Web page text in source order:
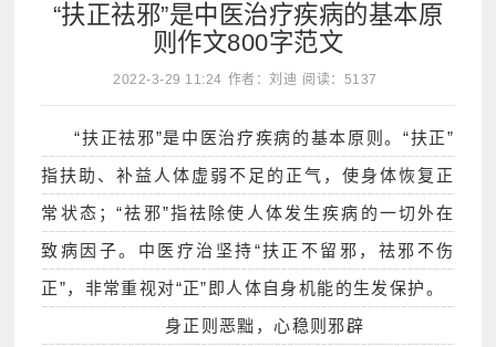
“扶正祛邪”是中医治疗疾病的基本原
则作文800字范文
2022-3-29 11:24 作者：刘迪 阅读：5137
“扶正祛邪”是中医治疗疾病的基本原则。“扶正”
指扶助、补益人体虚弱不足的正气，使身体恢复正
常状态；“祛邪”指祛除使人体发生疾病的一切外在
致病因子。中医疗治坚持“扶正不留邪，祛邪不伤
正”，非常重视对“正”即人体自身机能的生发保护。
身正则恶黜，心稳则邪辟